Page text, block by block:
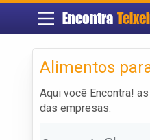
Encontra
Alimentos
Aqui você Encontra!
das empresas.